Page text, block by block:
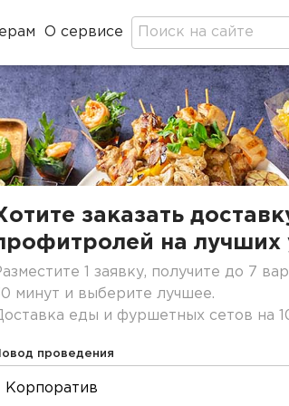
О сервисе
заказать
на лучших
1 заявку, получите до 7
минут и выберите лучшее.
еды и фуршетных сетов на
проведения